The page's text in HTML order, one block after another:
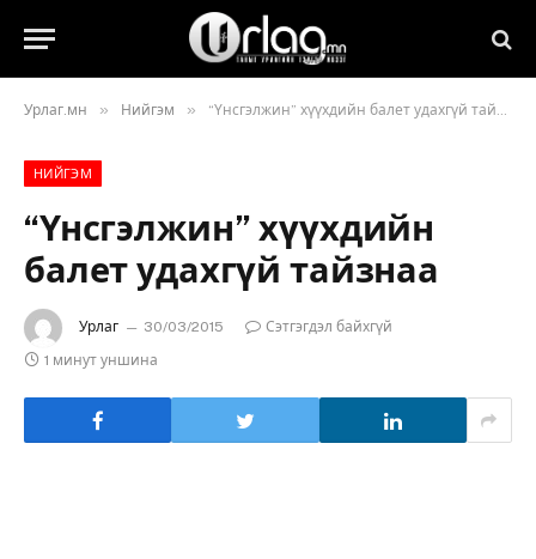
Урлаг.мн » Нийгэм » “Үнсгэлжин” хүүхдийн балет удахгүй тайзнаа
НИЙГЭМ
“Үнсгэлжин” хүүхдийн
балет удахгүй тайзнаа
Урлаг 30/03/2015
Сэтгэгдэл байхгүй
1 минут уншина